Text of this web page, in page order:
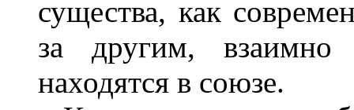
существа, как
за другим, взаимно
находятся в союзе.